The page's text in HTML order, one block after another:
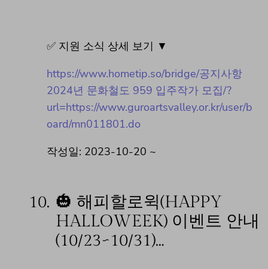
✅ 지원 소식 상세 보기 ▼
https://www.hometip.so/bridge/공지사항
2024년 문화철도 959 입주작가 모집/?
url=https://www.guroartsvalley.or.kr/user/b
oard/mn011801.do
작성일: 2023-10-20 ~
10. 🎃 해피할로윅(HAPPY
HALLOWEEK) 이벤트 안내
(10/23~10/31)…